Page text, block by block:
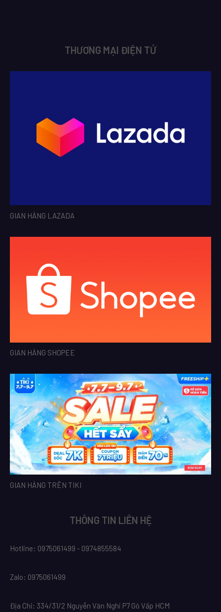
THƯƠNG MẠI ĐIỆN TỬ
GIAN HÀNG LAZADA
GIAN HÀNG SHOPEE
GIAN HÀNG TRÊN TIKI
THÔNG TIN LIÊN HỆ
Hotline: 0975061499 - 0974855584
Zalo: 0975061499
Địa Chỉ: 334/31/2 Nguyễn Văn Nghi P7 Gò Vấp HCM